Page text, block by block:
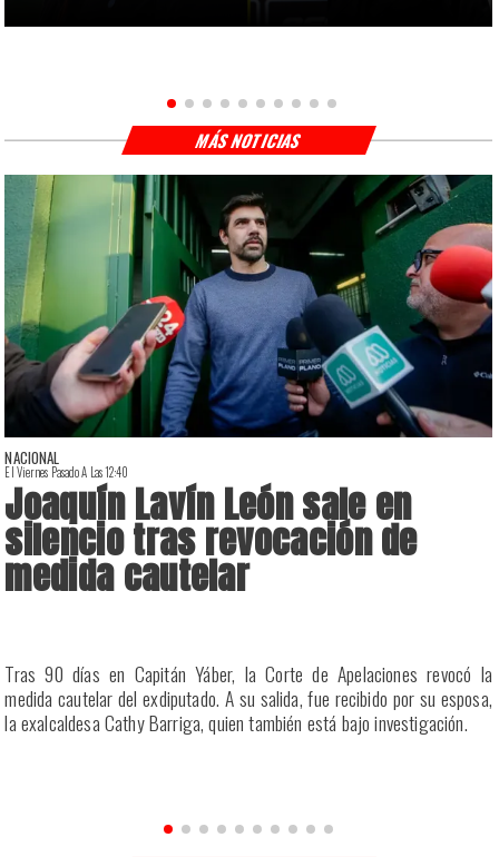
NACIONAL
El Viernes Pasado A Las 12:40
Joaquín Lavín León sale en
silencio tras revocación de
medida cautelar
Tras 90 días en Capitán Yáber, la Corte de Apelaciones revocó la
medida cautelar del exdiputado. A su salida, fue recibido por su esposa,
la exalcaldesa Cathy Barriga, quien también está bajo investigación.
MÁS NOTICIAS